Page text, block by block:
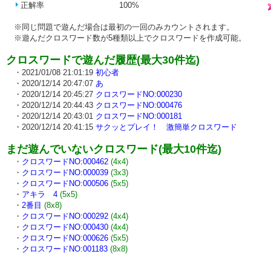
正解率
100%
※同じ問題で遊んだ場合は最初の一回のみカウントされます。
※遊んだクロスワード数が5種類以上でクロスワードを作成可能。
クロスワードで遊んだ履歴(最大30件迄)
・2021/01/08 21:01:19 初心者
・2020/12/14 20:47:07 あ
・2020/12/14 20:45:27 クロスワードNO:000230
・2020/12/14 20:44:43 クロスワードNO:000476
・2020/12/14 20:43:01 クロスワードNO:000181
・2020/12/14 20:41:15 サクッとプレイ！ 激簡単クロスワード
まだ遊んでいないクロスワード(最大10件迄)
・ クロスワードNO:000462 (4x4)
・ クロスワードNO:000039 (3x3)
・ クロスワードNO:000506 (5x5)
・ アキラ 4 (5x5)
・ 2番目 (8x8)
・ クロスワードNO:000292 (4x4)
・ クロスワードNO:000430 (4x4)
・ クロスワードNO:000626 (5x5)
・ クロスワードNO:001183 (8x8)